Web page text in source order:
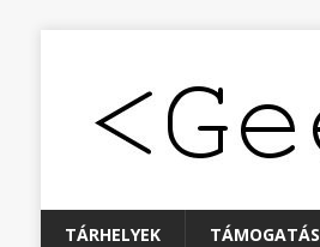
TÁRHELYEK TÁMOGATÁS